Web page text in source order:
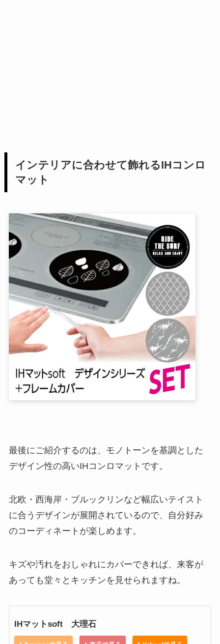
インテリアに合わせて飾れるIHコンロ
マット
最後にご紹介するのは、モノトーンを基調とした
デザイン性の高いIHコンロマットです。
北欧・西海岸・ブルックリンなど幅広いテイスト
に合うデザインが展開されているので、自分好み
のコーディネートが楽しめます。
キズや汚れをおしゃれにカバーできれば、来客が
あっても堂々とキッチンを見せられますね。
IHマットsoft 大理石